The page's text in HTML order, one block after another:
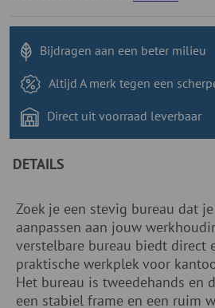
Bijdragen aan een beter milieu
Altijd A merk tegen een
Direct uit voorraad leverbaar
DETAILS
Zoek je een stevig bureau dat
aanpassen aan jouw
verstelbare bureau biedt direct
praktische werkplek voor
Het bureau is tweedehands en
een stabiel frame en een ruim